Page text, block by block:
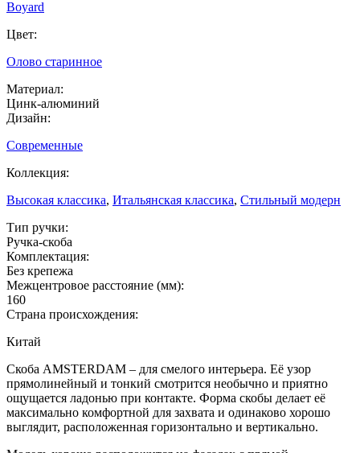
Boyard
Цвет:
Олово старинное
Материал:
Цинк-алюминий
Дизайн:
Современные
Коллекция:
Высокая классика, Итальянская классика, Стильный модерн
Тип ручки:
Ручка-скоба
Комплектация:
Без крепежа
Межцентровое расстояние (мм):
160
Страна происхождения:
Китай
Скоба AMSTERDAM – для смелого интерьера. Её узор
прямолинейный и тонкий смотрится необычно и приятно
ощущается ладонью при контакте. Форма скобы делает её
максимально комфортной для захвата и одинаково хорошо
выглядит, расположенная горизонтально и вертикально.